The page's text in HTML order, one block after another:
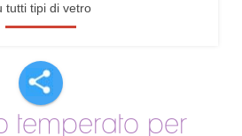
tutti tipi di vetro
temperato per